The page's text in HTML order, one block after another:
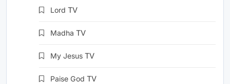
Lord TV
Madha TV
My Jesus TV
Paise God TV